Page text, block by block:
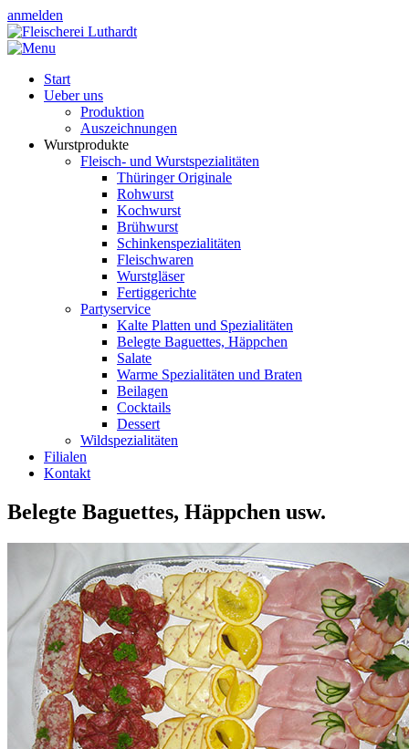
anmelden
Start
Ueber uns
Produktion
Auszeichnungen
Wurstprodukte
Fleisch- und Wurstspezialitäten
Thüringer Originale
Rohwurst
Kochwurst
Brühwurst
Schinkenspezialitäten
Fleischwaren
Wurstgläser
Fertiggerichte
Partyservice
Kalte Platten und Spezialitäten
Belegte Baguettes, Häppchen
Salate
Warme Spezialitäten und Braten
Beilagen
Cocktails
Dessert
Wildspezialitäten
Filialen
Kontakt
Belegte Baguettes, Häppchen usw.